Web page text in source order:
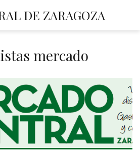
DE ZARAGOZA
mercado